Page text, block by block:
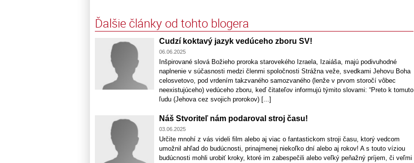
Ďalšie články od tohto blogera
Cudzí koktavý jazyk vedúceho zboru SV!
06.06.2025
Inšpirované slová Božieho proroka starovekého Izraela, Izaiáša, majú podivuhodné
naplnenie v súčasnosti medzi členmi spoločnosti Strážna veže, svedkami Jehovu Boha
celosvetovo, pod vrdením takzvaného samozvaného (lenže v prvom storočí vôbec
neexistujúceho) vedúceho zboru, keď čitateľov informujú týmito slovami: “Preto k tomuto
ľudu (Jehova cez svojich prorokov) [...]
Náš Stvoriteľ nám podaroval stroj času!
03.06.2025
Určite mnohí z vás videli film alebo aj viac o fantastickom stroji času, ktorý vedcom
umožnil ahľad do budúcnosti, prinajmenej niekoľko dní alebo aj rokov! A s touto víziou
budúcnosti mohli urobiť kroky, ktoré im zabespečili alebo veľký peňažný príjem, či veľmi